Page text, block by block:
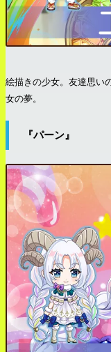
絵描きの少女。友達思い
女の夢。
『パーン』